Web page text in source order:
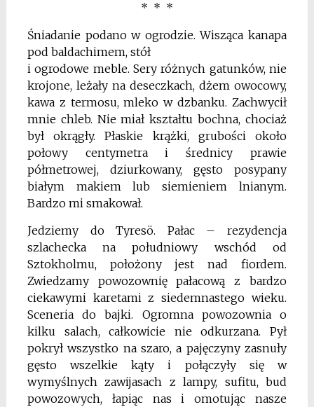
* * *
Śniadanie podano w ogrodzie. Wisząca kanapa
pod baldachimem, stół
i ogrodowe meble. Sery różnych gatunków, nie
krojone, leżały na deseczkach, dżem owocowy,
kawa z termosu, mleko w dzbanku. Zachwycił
mnie chleb. Nie miał kształtu bochna, chociaż
był okrągły. Płaskie krążki, grubości około
połowy centymetra i średnicy prawie
półmetrowej, dziurkowany, gęsto posypany
białym makiem lub siemieniem lnianym.
Bardzo mi smakował.
Jedziemy do Tyresö. Pałac – rezydencja
szlachecka na południowy wschód od
Sztokholmu, położony jest nad fiordem.
Zwiedzamy powozownię pałacową z bardzo
ciekawymi karetami z siedemnastego wieku.
Sceneria do bajki. Ogromna powozownia o
kilku salach, całkowicie nie odkurzana. Pył
pokrył wszystko na szaro, a pajęczyny zasnuły
gęsto wszelkie kąty i połączyły się w
wymyślnych zawijasach z lampy, sufitu, bud
powozowych, łapiąc nas i omotując nasze